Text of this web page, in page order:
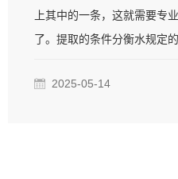
上其中的一条，这就需要专
了。提取的条件分衡水规定
2025-05-14